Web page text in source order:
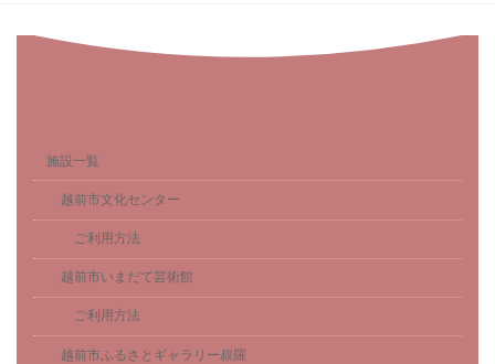
施設一覧
越前市文化センター
ご利用方法
越前市いまだて芸術館
ご利用方法
越前市ふるさとギャラリー叔羅